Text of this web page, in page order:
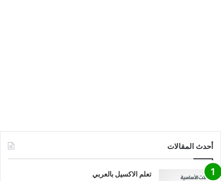
أحدث المقالات
تعلم الاكسيل بالعربي